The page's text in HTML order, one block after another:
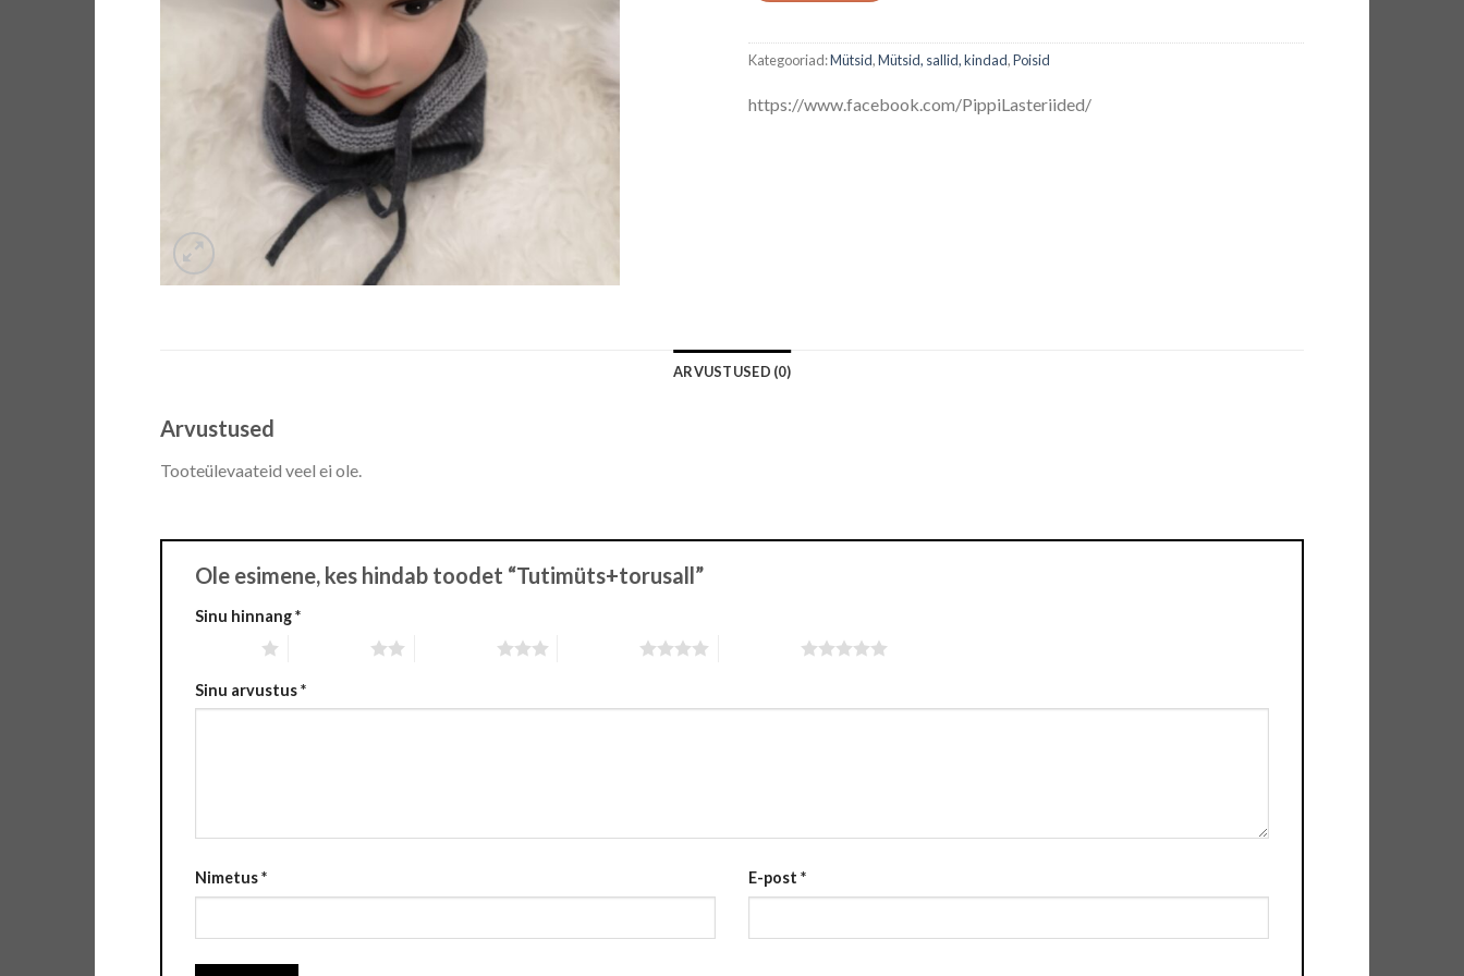
Kategooriad:Mütsid,Mütsid, sallid, kindad,Poisid
https://www.facebook.com/PippiLasteriided/
ARVUSTUSED (0)
Arvustused
Tooteülevaateid veel ei ole.
Ole esimene, kes hindab toodet “Tutimüts+torusall”
Sinu hinnang*
Sinu arvustus*
Nimetus* E-post *